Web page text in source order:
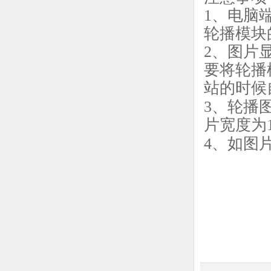
1、 电脑
轮播模
2、图片
要将轮
站的时
3、轮播
片宽度
4、如图